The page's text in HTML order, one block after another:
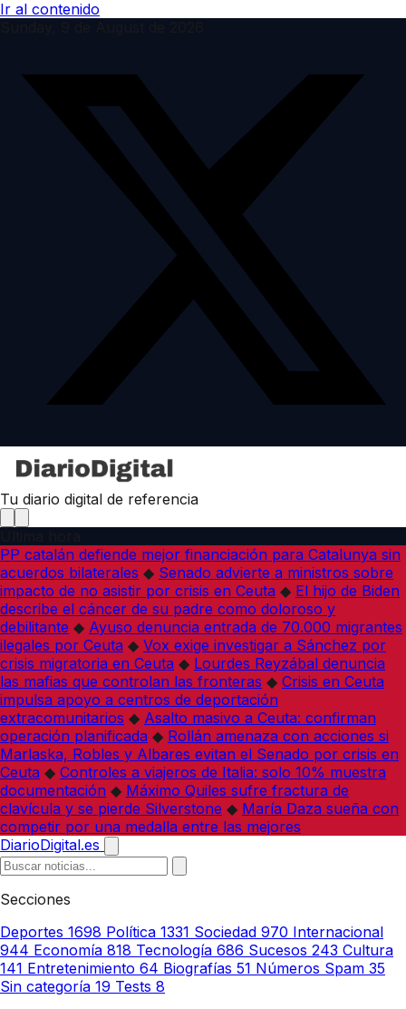
Ir al contenido
Tu diario digital de referencia
PP catalán defiende mejor financiación para Catalunya sin
acuerdos bilaterales ◆ Senado advierte a ministros sobre
impacto de no asistir por crisis en Ceuta ◆ El hijo de Biden
describe el cáncer de su padre como doloroso y
debilitante ◆ Ayuso denuncia entrada de 70.000 migrantes
ilegales por Ceuta ◆ Vox exige investigar a Sánchez por
crisis migratoria en Ceuta ◆ Lourdes Reyzábal denuncia
las mafias que controlan las fronteras ◆ Crisis en Ceuta
impulsa apoyo a centros de deportación
extracomunitarios ◆ Asalto masivo a Ceuta: confirman
operación planificada ◆ Rollán amenaza con acciones si
Marlaska, Robles y Albares evitan el Senado por crisis en
Ceuta ◆ Controles a viajeros de Italia: solo 10% muestra
documentación ◆ Máximo Quiles sufre fractura de
clavícula y se pierde Silverstone ◆ María Daza sueña con
competir por una medalla entre las mejores
DiarioDigital.es
Secciones
Deportes 1698 Política 1331 Sociedad 970 Internacional
944 Economía 818 Tecnología 686 Sucesos 243 Cultura
141 Entretenimiento 64 Biografías 51 Números Spam 35
Sin categoría 19 Tests 8